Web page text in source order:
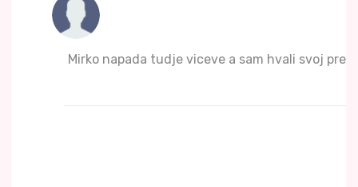
Mirko napada tudje viceve a sam hvali svoj